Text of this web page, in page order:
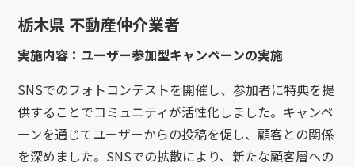
栃木県 不動産仲介業者
実施内容：ユーザー参加型キャンペーンの実施
SNSでのフォトコンテストを開催し、参加者に特典を提
供することでコミュニティが活性化しました。キャンペ
ーンを通じてユーザーからの投稿を促し、顧客との関係
を深めました。SNSでの拡散により、新たな顧客層への